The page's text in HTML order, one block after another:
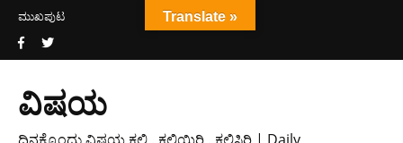
ಮುಖಪುಟ
ವಿಷಯ
Translate »